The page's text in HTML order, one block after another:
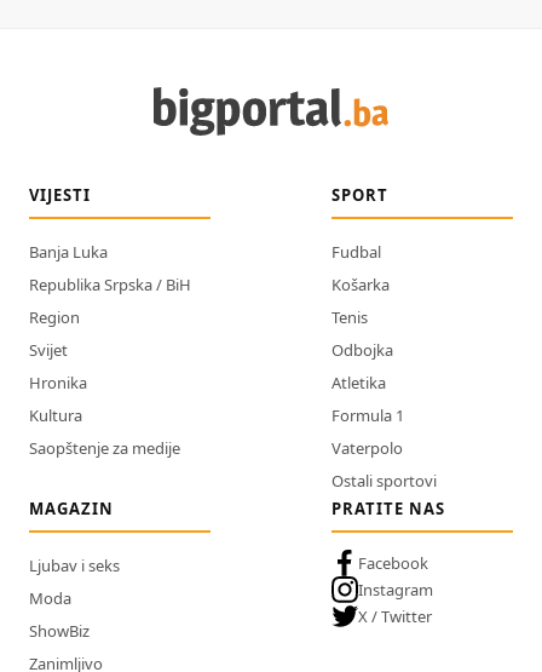
VIJESTI
Banja Luka
Republika Srpska / BiH
Region
Svijet
Hronika
Kultura
Saopštenje za medije
SPORT
Fudbal
Košarka
Tenis
Odbojka
Atletika
Formula 1
Vaterpolo
Ostali sportovi
MAGAZIN
Ljubav i seks
Moda
ShowBiz
Zanimljivo
PRATITE NAS
Facebook
Instagram
X / Twitter